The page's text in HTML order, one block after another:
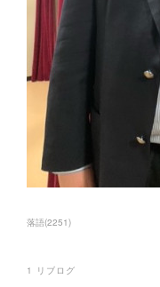
落語(2251)
1 リブログ